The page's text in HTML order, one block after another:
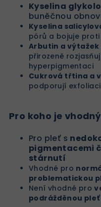
Kyselina
buněčnou
Kyselina
pórů a bojuje
Arbutin a výtažek
přirozeně
hyperpigmentaci
Cukrová třtina a
podporují
Pro koho je
Pro pleť s
pigmentacemi
stárnutí
Vhodné pro
problematickou
Není vhodné pro
podrážděnou pleť